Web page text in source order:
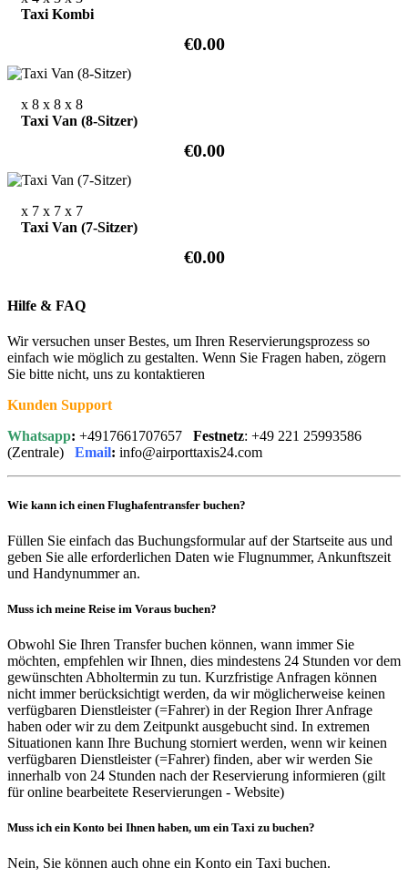
Taxi Kombi
€0.00
x 8 x 8 x 8
Taxi Van (8-Sitzer)
€0.00
x 7 x 7 x 7
Taxi Van (7-Sitzer)
€0.00
Hilfe & FAQ
Wir versuchen unser Bestes, um Ihren Reservierungsprozess so
einfach wie möglich zu gestalten. Wenn Sie Fragen haben, zögern
Sie bitte nicht, uns zu kontaktieren
Kunden Support
Whatsapp: +4917661707657 Festnetz: +49 221 25993586
(Zentrale) Email: info@airporttaxis24.com
Wie kann ich einen Flughafentransfer buchen?
Füllen Sie einfach das Buchungsformular auf der Startseite aus und
geben Sie alle erforderlichen Daten wie Flugnummer, Ankunftszeit
und Handynummer an.
Muss ich meine Reise im Voraus buchen?
Obwohl Sie Ihren Transfer buchen können, wann immer Sie
möchten, empfehlen wir Ihnen, dies mindestens 24 Stunden vor dem
gewünschten Abholtermin zu tun. Kurzfristige Anfragen können
nicht immer berücksichtigt werden, da wir möglicherweise keinen
verfügbaren Dienstleister (=Fahrer) in der Region Ihrer Anfrage
haben oder wir zu dem Zeitpunkt ausgebucht sind. In extremen
Situationen kann Ihre Buchung storniert werden, wenn wir keinen
verfügbaren Dienstleister (=Fahrer) finden, aber wir werden Sie
innerhalb von 24 Stunden nach der Reservierung informieren (gilt
für online bearbeitete Reservierungen - Website)
Muss ich ein Konto bei Ihnen haben, um ein Taxi zu buchen?
Nein, Sie können auch ohne ein Konto ein Taxi buchen.